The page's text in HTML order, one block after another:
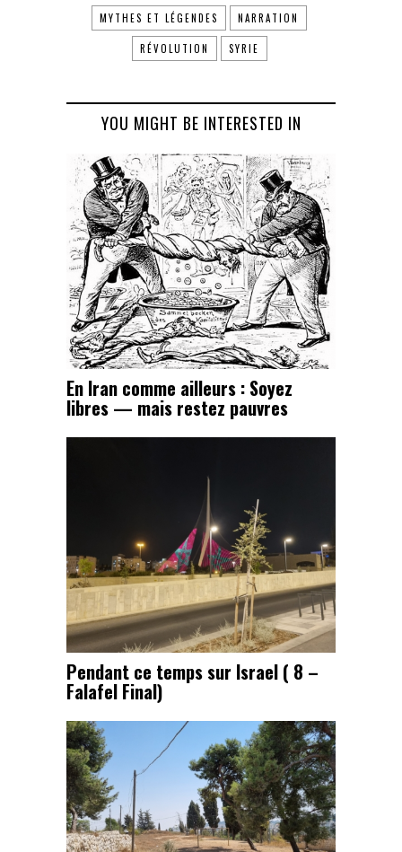
MYTHES ET LÉGENDES NARRATION
RÉVOLUTION SYRIE
YOU MIGHT BE INTERESTED IN
En Iran comme ailleurs : Soyez
libres — mais restez pauvres
Pendant ce temps sur Israel ( 8 –
Falafel Final)